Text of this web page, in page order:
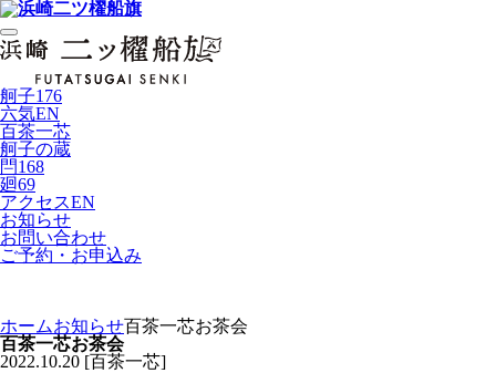
舸子176
六気EN
百茶一芯
舸子の蔵
閂168
廻69
アクセスEN
お知らせ
お問い合わせ
ご予約・お申込み
ホームお知らせ百茶一芯お茶会
百茶一芯お茶会
2022.10.20 [百茶一芯]